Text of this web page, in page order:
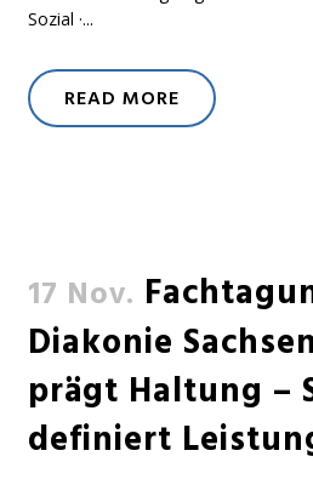
Sozial ·...
READ MORE
17 Nov.
Diakonie
prägt Haltung –
definiert